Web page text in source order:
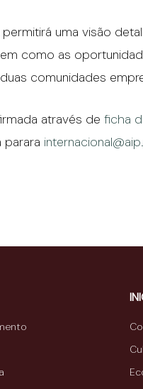
uma visão
como as
comunidades
através deficha
parara